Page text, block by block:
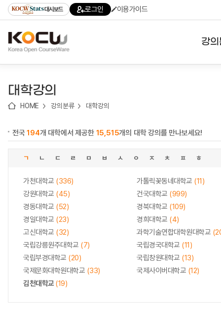
기
기
기
content)
가
대시보드 로그인 이용가이드
강
대학강의
HOME 강의분류 대학강의
전국194개 대학에서 제공한 15,515개의 대학 강의를 만나보세요!
ㄱ ㄴ ㄷ ㄹ ㅁ ㅂ ㅅ ㅇ ㅈ ㅊ ㅍ ㅎ
가천대학교 (336) 가톨릭꽃동네대학교 (11)
강원대학교 (45) 건국대학교 (999)
경동대학교 (52) 경북대학교 (109)
경일대학교 (23) 경희대학교 (4)
고신대학교 (32) 과학기술연합대학원대학교
국립강릉원주대학교 (7) 국립경국대학교 (11)
국립부경대학교 (20) 국립창원대학교 (13)
국제문화대학원대학교 (33) 국제사이버대학교 (12)
김천대학교(19)